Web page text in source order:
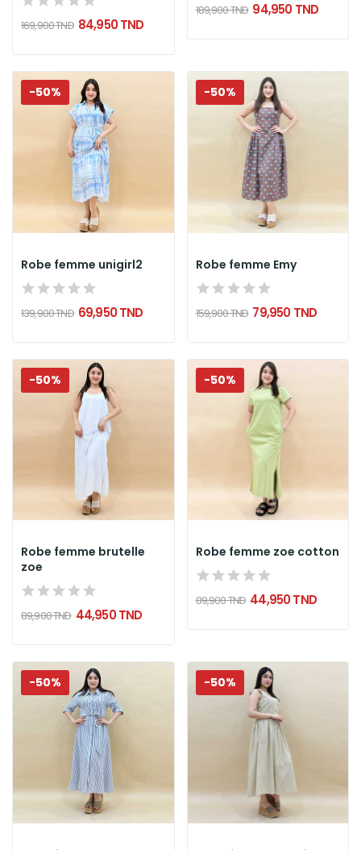
169,900 TND 84,950 TND
189,900 TND 94,950 TND
-50%
Robe femme unigirl2
139,900 TND 69,950 TND
-50%
Robe femme Emy
159,900 TND 79,950 TND
-50%
Robe femme brutelle
zoe
89,900 TND 44,950 TND
-50%
Robe femme zoe cotton
89,900 TND 44,950 TND
-50% -50%